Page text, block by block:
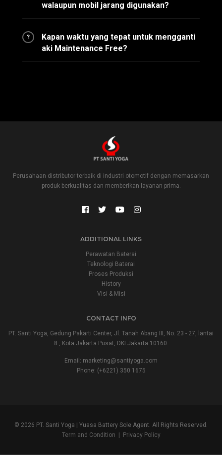
walaupun mobil jarang digunakan?
?
Kapan waktu yang tepat untuk mengganti
aki Maintenance Free?
Perusahaan distributor terbaik di industri otomotif dengan memasarkan
produk berkualitas dan memberikan layanan prima.
ADDITIONAL LINKS
Perawatan Baterai
Teknologi Baterai
Proses Produksi
History
Visi & Misi
CONTACT INFO
PT. Santi Yoga, Gedung Pakarti Center, Jl. Tanah Abang III, No. 23 - 27, lantai
8., Kota Jakarta Pusat, DKI Jakarta 10160.
Email: marketing@santiyoga.com
Phone: (+6221) 350 1675
© 2026 PT. Santi Yoga | Yuasa Battery Sole Agent. All Rights Reserved.
Term and Condition
Privacy Policy